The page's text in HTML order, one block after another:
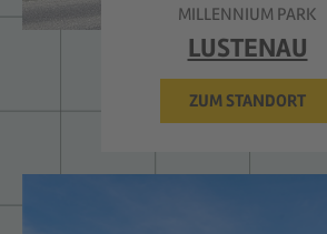
MILLENNIUM PARK
LUSTENAU
ZUM STANDORT